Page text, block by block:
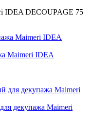
IDEA DECOUPAGE 75
Maimeri IDEA
декупажа Maimeri